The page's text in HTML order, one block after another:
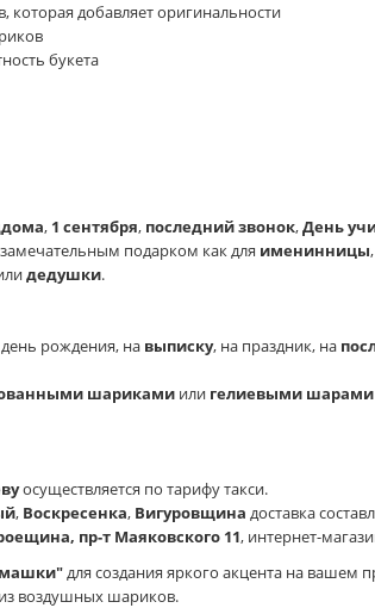
добавляет оригинальности
букета
, 1 сентября, последний звонок,День
подарком как для именинницы
дедушки.
рождения, на выписку, на праздник, на
шариками или гелиевыми шарами
осуществляется по тарифу такси.
, Воскресенка, Вигуровщина доставка
пр-т Маяковского 11, интернет-
для создания яркого акцента на вашем
воздушных шариков.